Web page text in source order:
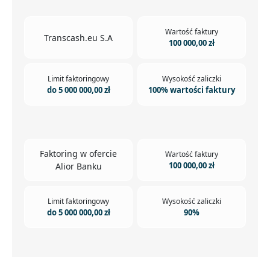
Transcash.eu S.A
Wartość faktury
100 000,00 zł
Limit faktoringowy
do 5 000 000,00 zł
Wysokość zaliczki
100% wartości faktury
Faktoring w ofercie
Alior Banku
Wartość faktury
100 000,00 zł
Limit faktoringowy
do 5 000 000,00 zł
Wysokość zaliczki
90%